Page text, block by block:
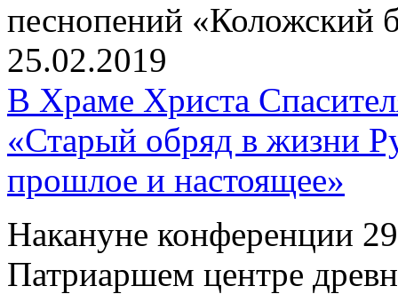
песнопений «Коложский
25.02.2019
В Храме Христа
«Старый обряд в жизни
прошлое и настоящее»
Накануне конференции
Патриаршем центре